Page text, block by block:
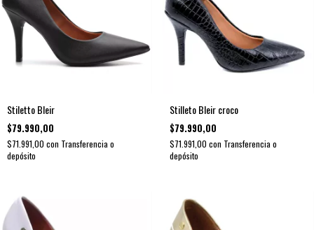
Stiletto Bleir
$79.990,00
$71.991,00 con Transferencia o
depósito
Stilleto Bleir croco
$79.990,00
$71.991,00 con Transferencia o
depósito